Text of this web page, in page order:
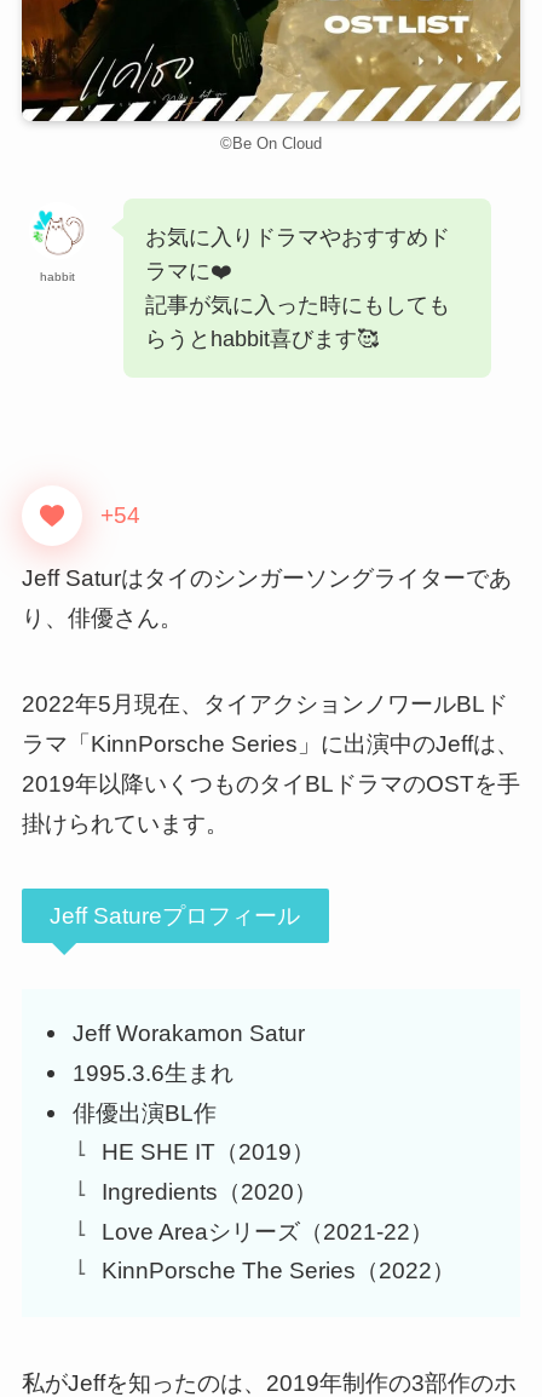
©Be On Cloud
habbit
お気に入りドラマやおすすめド
ラマに❤️
記事が気に入った時にもしても
らうとhabbit喜びます🥰
+54
Jeff Saturはタイのシンガーソングライターであ
り、俳優さん。
2022年5月現在、タイアクションノワールBLド
ラマ「KinnPorsche Series」に出演中のJeffは、
2019年以降いくつものタイBLドラマのOSTを手
掛けられています。
Jeff Satureプロフィール
Jeff Worakamon Satur
1995.3.6生まれ
俳優出演BL作
HE SHE IT（2019）
Ingredients（2020）
Love Areaシリーズ（2021-22）
KinnPorsche The Series（2022）
私がJeffを知ったのは、2019年制作の3部作のホ